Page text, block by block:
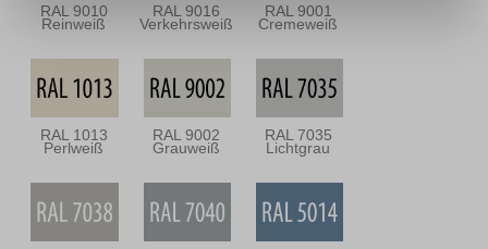
RAL 9010
Reinweiß
RAL 9016
Verkehrsweiß
RAL 9001
Cremeweiß
RAL 1013
Perlweiß
RAL 9002
Grauweiß
RAL 7035
Lichtgrau